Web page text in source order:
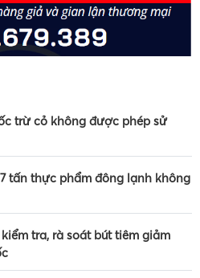
trừ cỏ không được phép sử
tấn thực phẩm đông lạnh không
tra, rà soát bút tiêm giảm